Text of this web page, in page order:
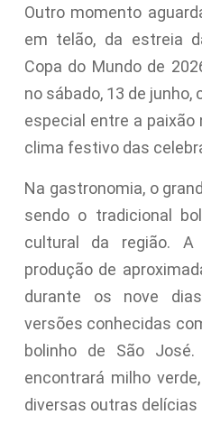
Outro momento
em telão, da estreia
Copa do Mundo de
no sábado, 13 de
especial entre a
clima festivo das
Na gastronomia, o
sendo o tradicional
cultural da região. A
produção de
durante os nove
versões conhecidas
bolinho de São
encontrará milho
diversas outras delícias